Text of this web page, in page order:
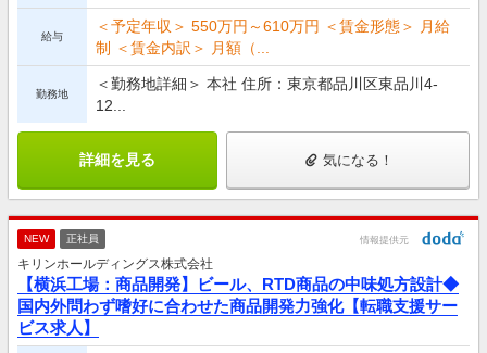
給与
＜予定年収＞ 550万円～610万円 ＜賃金形態＞ 月給
制 ＜賃金内訳＞ 月額（...
勤務地
＜勤務地詳細＞ 本社 住所：東京都品川区東品川4-
12...
詳細を見る 気になる！
NEW 正社員 情報提供元
キリンホールディングス株式会社
【横浜工場：商品開発】ビール、RTD商品の中味処方設計◆
国内外問わず嗜好に合わせた商品開発力強化【転職支援サー
ビス求人】